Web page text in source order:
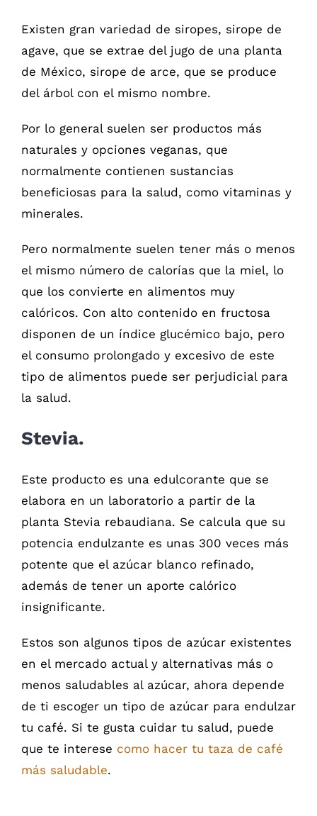
Existen gran variedad de siropes, sirope de
agave, que se extrae del jugo de una planta
de México, sirope de arce, que se produce
del árbol con el mismo nombre.
Por lo general suelen ser productos más
naturales y opciones veganas, que
normalmente contienen sustancias
beneficiosas para la salud, como vitaminas y
minerales.
Pero normalmente suelen tener más o menos
el mismo número de calorías que la miel, lo
que los convierte en alimentos muy
calóricos. Con alto contenido en fructosa
disponen de un índice glucémico bajo, pero
el consumo prolongado y excesivo de este
tipo de alimentos puede ser perjudicial para
la salud.
Stevia.
Este producto es una edulcorante que se
elabora en un laboratorio a partir de la
planta Stevia rebaudiana. Se calcula que su
potencia endulzante es unas 300 veces más
potente que el azúcar blanco refinado,
además de tener un aporte calórico
insignificante.
Estos son algunos tipos de azúcar existentes
en el mercado actual y alternativas más o
menos saludables al azúcar, ahora depende
de ti escoger un tipo de azúcar para endulzar
tu café. Si te gusta cuidar tu salud, puede
que te interese como hacer tu taza de café
más saludable.